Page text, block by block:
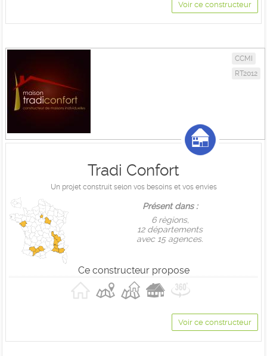
Voir ce constructeur
CCMI
RT2012
Tradi Confort
Un projet construit selon vos besoins et vos envies
Présent dans :
6 règions,
12 départements
avec 15 agences.
Ce constructeur propose
Voir ce constructeur